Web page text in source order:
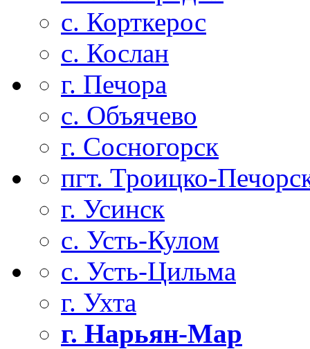
с. Корткерос
с. Кослан
г. Печора
с. Объячево
г. Сосногорск
пгт. Троицко-
г. Усинск
с. Усть-Кулом
с. Усть-Цильма
г. Ухта
г. Нарьян-Мар